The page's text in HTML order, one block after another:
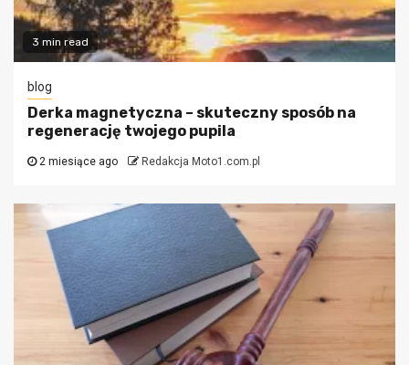
3 min read
blog
Derka magnetyczna – skuteczny sposób na
regenerację twojego pupila
2 miesiące ago Redakcja Moto1.com.pl